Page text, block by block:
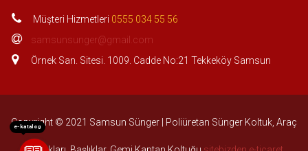
Müşteri Hizmetleri 0555 034 55 56
samsunsunger@gmail.com
Örnek San. Sitesi. 1009. Cadde No:21 Tekkeköy Samsun
Copyright © 2021 Samsun Sünger | Poliüretan Sünger Koltuk, Araç
e-katalog